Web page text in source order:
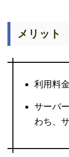
メリット
利用料
サーバ
わち、